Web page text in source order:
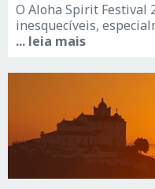
O Aloha Spirit Festival
inesquecíveis,
... leia mais